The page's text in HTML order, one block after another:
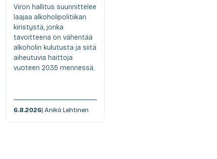
Viron hallitus suunnittelee
laajaa alkoholipolitiikan
kiristystä, jonka
tavoitteena on vähentää
alkoholin kulutusta ja siitä
aiheutuvia haittoja
vuoteen 2035 mennessä.
6.8.2026| Anikó Lehtinen